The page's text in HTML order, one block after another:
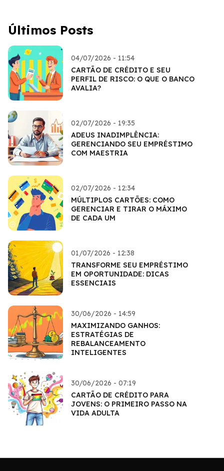
Últimos Posts
04/07/2026 - 11:54
CARTÃO DE CRÉDITO E SEU
PERFIL DE RISCO: O QUE O BANCO
AVALIA?
02/07/2026 - 19:35
ADEUS INADIMPLÊNCIA:
GERENCIANDO SEU EMPRÉSTIMO
COM MAESTRIA
02/07/2026 - 12:34
MÚLTIPLOS CARTÕES: COMO
GERENCIAR E TIRAR O MÁXIMO
DE CADA UM
01/07/2026 - 12:38
TRANSFORME SEU EMPRÉSTIMO
EM OPORTUNIDADE: DICAS
ESSENCIAIS
30/06/2026 - 14:59
MAXIMIZANDO GANHOS:
ESTRATÉGIAS DE
REBALANCEAMENTO
INTELIGENTES
30/06/2026 - 07:19
CARTÃO DE CRÉDITO PARA
JOVENS: O PRIMEIRO PASSO NA
VIDA ADULTA